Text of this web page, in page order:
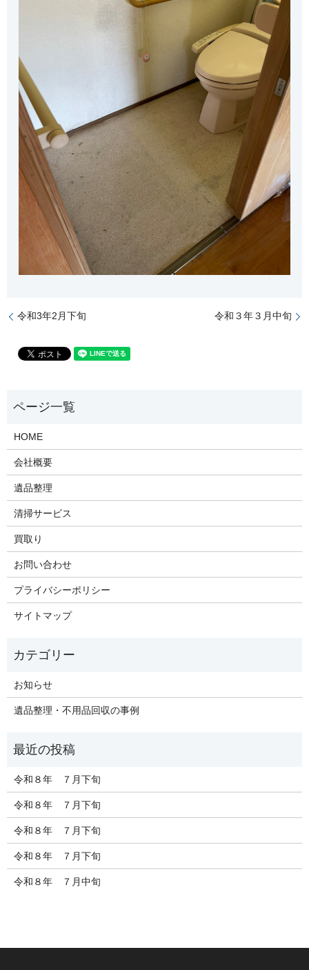
令和3年2月下旬 令和３年３月中旬
HOME
会社概要
遺品整理
清掃サービス
買取り
お問い合わせ
プライバシーポリシー
サイトマップ
お知らせ
遺品整理・不用品回収の事例
令和８年 ７月下旬
令和８年 ７月下旬
令和８年 ７月下旬
令和８年 ７月下旬
令和８年 ７月中旬